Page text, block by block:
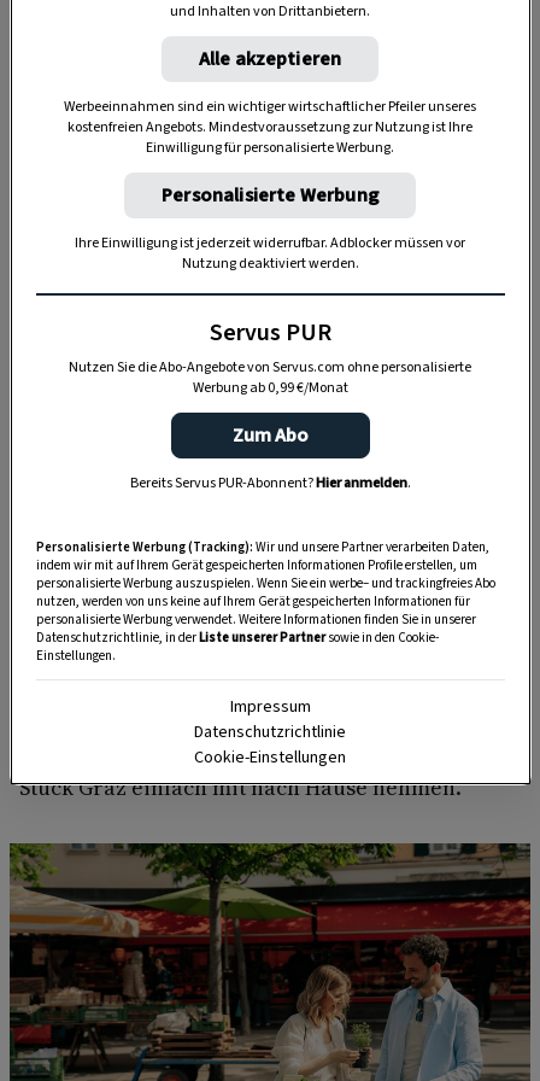
Barockschloss Eggenberg
jähriges Jubiläum, und die steirischen Festspiele
Styriarte laden unter dem Motto „RAUM &
KLANG“ vom 19. Juni bis 20. Juli zu
unvergesslichen musikalischen Erlebnissen ein.
Gaumenfreuden: Vom Grazer
Krauthäuptel bis zum Honig
Wer in Graz über die Bauernmärkte schlendert,
erlebt die Stadt mit allen Sinnen – vor allem mit
dem Geschmackssinn. Hier gibt es unter anderem
Grazer Krauthäuptel
besonders zarte und knackige Salatsorte, feinen
erntefrischem Obst und Gemüse direkt von
regionalen Produzenten.
Tipp:Die saisonalen Schmankerln gibt es unter
anderem amKaiser-Josef-Marktund am
Bauernmarkt am Lendplatz – von Montag bis
Samstag, jeweils von 6 bis 13 Uhr. Mit einem Korb
voller Leckerbissen kann man sich ein kleines
Stück Graz einfach mit nach Hause nehmen.
und Inhalten von Drittanbietern.
Alle akzeptieren
Werbeeinnahmen sind ein wichtiger wirtschaftlicher Pfeiler unseres
kostenfreien Angebots. Mindestvoraussetzung zur Nutzung ist Ihre
Einwilligung für personalisierte Werbung.
Personalisierte Werbung
Ihre Einwilligung ist jederzeit widerrufbar. Adblocker müssen vor
Nutzung deaktiviert werden.
Servus PUR
Nutzen Sie die Abo-Angebote von Servus.com ohne personalisierte
Werbung ab 0,99 €/Monat
Zum Abo
Bereits Servus PUR-Abonnent?Hier anmelden.
Personalisierte Werbung (Tracking): Wir und unsere Partner verarbeiten Daten,
indem wir mit auf Ihrem Gerät gespeicherten Informationen Profile erstellen, um
personalisierte Werbung auszuspielen. Wenn Sie ein werbe– und trackingfreies Abo
nutzen, werden von uns keine auf Ihrem Gerät gespeicherten Informationen für
personalisierte Werbung verwendet. Weitere Informationen finden Sie in unserer
Datenschutzrichtlinie, in derListe unserer Partnersowie in den Cookie-
Einstellungen.
Impressum
Datenschutzrichtlinie
Cookie-Einstellungen